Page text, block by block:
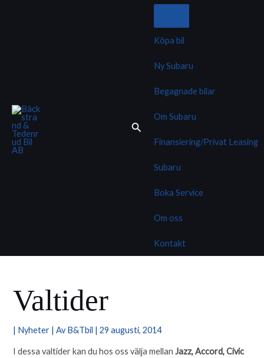
Köpa bil
Ny Subaru
Begagnade bilar
Om Subaru
Finansiering/Privat Leasing
Subaru
Boka Service
Om oss
Kontakt
Valtider
| Nyheter | Av B&Tbil |29 augusti, 2014
I dessa valtider kan du hos oss välja mellanJazz, Accord, Civic